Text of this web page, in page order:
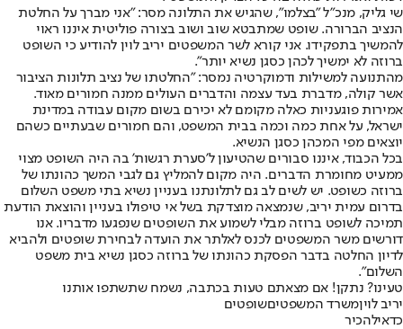
שי גליק, מנכ"ל "בצלמו", שהגיש את התלונה מסר: "אני מברך על החלטת
הנציב הברורה. שופט שמתבטא שוב ושוב בצורה פוליטית איננו ראוי
להמשיך בתפקידו. אני קורא לשר המשפטים יריב לוין להודיע כי השופט
ברוזה לא ימשיך לכהן כסגן נשיא יותר".
מהתנועה למשילות ודמוקרטיה נמסר: "החלטתו של נציב תלונות הציבור
אשר קולה, מדברת בעד עצמה והדברים העולים ממנה חמורים מאוד.
אמירות פוגעניות כאלה מקומם לא יכירם בשום מקום עבודה במדינת
ישראל, על אחת כמה וכמה בבית המשפט, והם חמורים שבעתיים כשהם
יוצאים מפי המכהן כסגן הנשיא.
בכל הכבוד, איננו סבורים שהטיעון ל'סערת רגשות' בה היה השופט מצוי
ממעיט מחומרת הדברים. היה מקום להמליץ גם לגבי המשך כהונתו של
ברוזה כשופט. יש לשים לב גם לתלונתנו בעניין נשיא בתי משפט השלום
בדרום עמית יריב, שנמצאה מוצדקת בשל אי טיפולו בעניין והוצאת הודעת
תמיכה לשופט ברוזה מבלי לשמוע את השופטים שנפגעו מדבריו. אנו
דורשים משר המשפטים לכנס לאלתר את הועדה לבחירת שופטים ולהביא
לדיון החלטה בדבר הפסקת כהונתו של ברוזה כסגן נשיא בית משפט
השלום".
טעינו? נתקן! אם מצאתם טעות בכתבה, נשמח שתשתפו אותנו
יריב לויןמשרד המשפטיםשופטים
כדאילהכיר